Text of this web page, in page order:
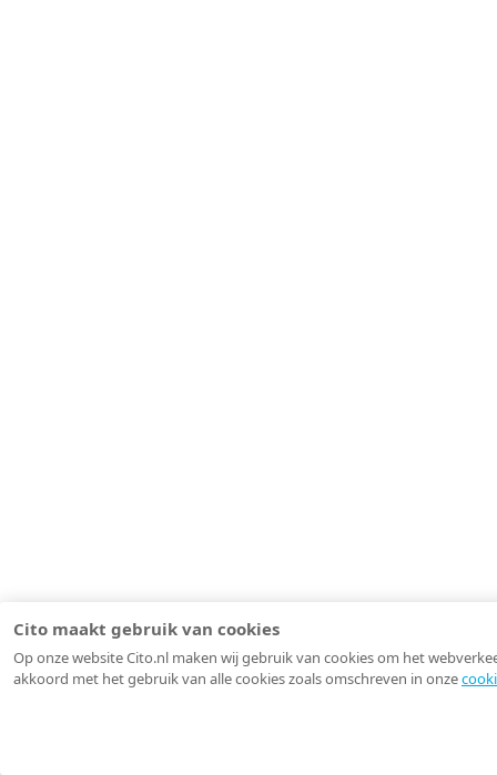
Cito maakt gebruik van cookies
Op onze website Cito.nl maken wij gebruik van cookies om het
akkoord met het gebruik van alle cookies zoals omschreven in onze